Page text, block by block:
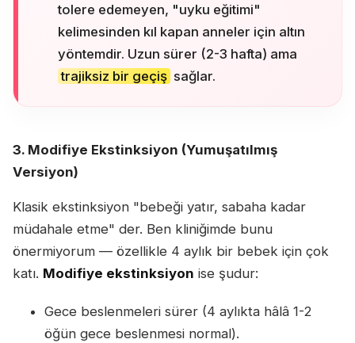
tolere edemeyen, "uyku eğitimi"
kelimesinden kıl kapan anneler için altın
yöntemdir. Uzun sürer (2-3 hafta) ama
trajiksiz bir geçiş sağlar.
3. Modifiye Ekstinksiyon (Yumuşatılmış
Versiyon)
Klasik ekstinksiyon "bebeği yatır, sabaha kadar
müdahale etme" der. Ben kliniğimde bunu
önermiyorum — özellikle 4 aylık bir bebek için çok
katı. Modifiye ekstinksiyon ise şudur:
Gece beslenmeleri sürer (4 aylıkta hâlâ 1-2
öğün gece beslenmesi normal).